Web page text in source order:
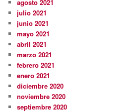
agosto 2021
julio 2021
junio 2021
mayo 2021
abril 2021
marzo 2021
febrero 2021
enero 2021
diciembre 2020
noviembre 2020
septiembre 2020